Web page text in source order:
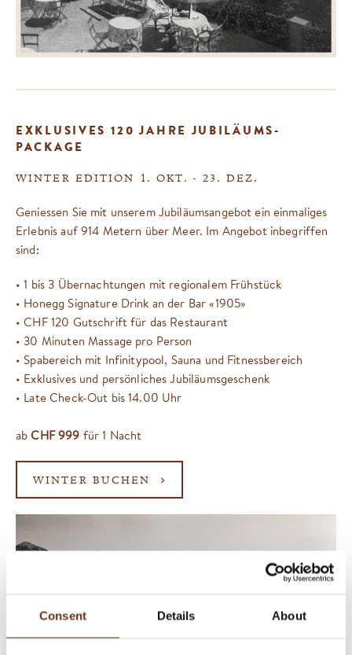
Consent Details About
EXKLUSIVES 120 JAHRE JUBILÄUMS-
PACKAGE
WINTER EDITION 1. OKT. - 23. DEZ.
Geniessen Sie mit unserem Jubiläumsangebot ein einmaliges
Erlebnis auf 914 Metern über Meer. Im Angebot inbegriffen
sind:
• 1 bis 3 Übernachtungen mit regionalem Frühstück
• Honegg Signature Drink an der Bar «1905»
• CHF 120 Gutschrift für das Restaurant
• 30 Minuten Massage pro Person
• Spabereich mit Infinitypool, Sauna und Fitnessbereich
• Exklusives und persönliches Jubiläumsgeschenk
• Late Check-Out bis 14.00 Uhr
ab CHF 999 für 1 Nacht
WINTER BUCHEN